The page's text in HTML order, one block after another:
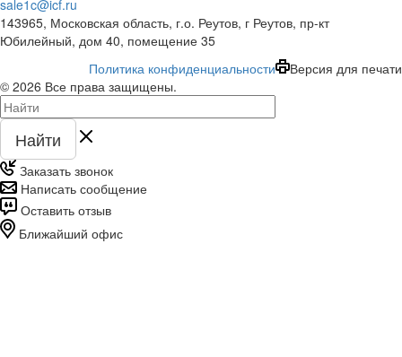
sale1c@icf.ru
143965, Московская область, г.о. Реутов, г Реутов, пр-кт
Юбилейный, дом 40, помещение 35
Версия для печати
Политика конфиденциальности
© 2026 Все права защищены.
Найти
Заказать звонок
Написать сообщение
Оставить отзыв
Ближайший офис